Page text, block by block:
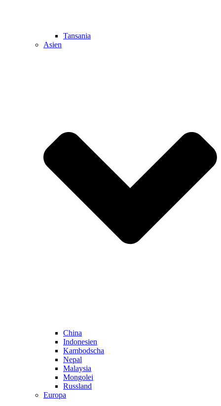
Tansania
Asien
China
Indonesien
Kambodscha
Nepal
Malaysia
Mongolei
Russland
Europa